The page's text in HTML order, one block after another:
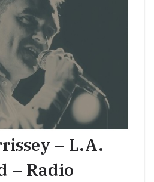
– L.A.
– Radio